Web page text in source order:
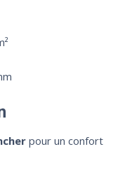
pour un confort